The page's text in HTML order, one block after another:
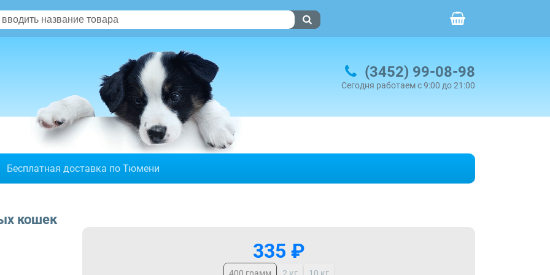
(3452) 99-08-98
Сегодня работаем с 9:00 до 21:00
Бесплатная доставка по Тюмени
кошек
335 ₽